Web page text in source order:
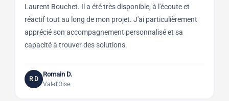
Laurent Bouchet. Il a été très disponible, à l'écoute et
réactif tout au long de mon projet. J'ai particulièrement
apprécié son accompagnement personnalisé et sa
capacité à trouver des solutions.
R D
Romain D.
Val-d'Oise